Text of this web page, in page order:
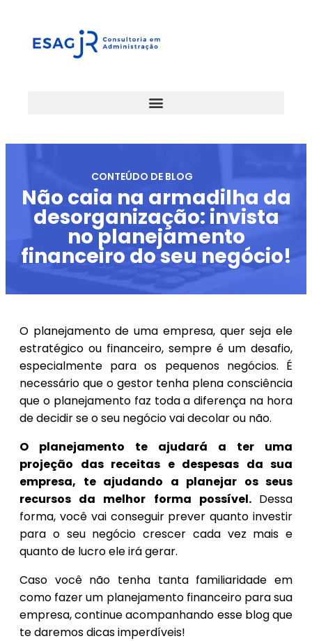
CONTEÚDO DE BLOG
Não caia na armadilha da
desorganização: invista
no planejamento
financeiro do seu negócio!
O planejamento de uma empresa, quer seja ele
estratégico ou financeiro, sempre é um desafio,
especialmente para os pequenos negócios. É
necessário que o gestor tenha plena consciência
que o planejamento faz toda a diferença na hora
de decidir se o seu negócio vai decolar ou não.
O planejamento te ajudará a ter uma
projeção das receitas e despesas da sua
empresa, te ajudando a planejar os seus
recursos da melhor forma possível. Dessa
forma, você vai conseguir prever quanto investir
para o seu negócio crescer cada vez mais e
quanto de lucro ele irá gerar.
Caso você não tenha tanta familiaridade em
como fazer um planejamento financeiro para sua
empresa, continue acompanhando esse blog que
te daremos dicas imperdíveis!